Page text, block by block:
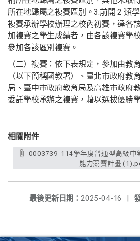
所在地歸屬之複賽區別。3.前開 2 類
複賽承辦學校辦理之校內初賽，達各
加複賽之學生成績者，由各該複賽學
參加各該區別複賽。
（二）複賽：依下表規定，參加由教
（以下簡稱國教署）、臺北市政府教
局、臺中市政府教育局及高雄市政府
委託學校承辦之複賽，藉以選拔優勝
相關附件
0003739_114學年度普通型高級中等學校數理及資訊學科
能力競賽計畫
最後更新日期： 2025-04-16
|